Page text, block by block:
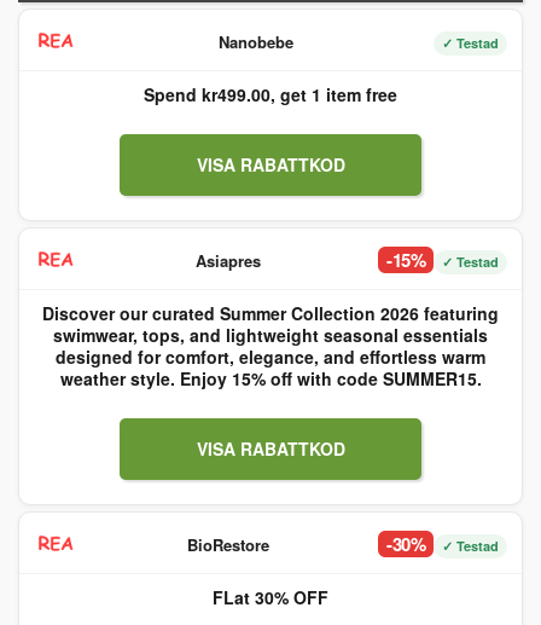
Nanobebe ✓ Testad
Spend kr499.00, get 1 item free
VISA RABATTKOD
Asiapres -15% ✓ Testad
Discover our curated Summer Collection 2026 featuring
swimwear, tops, and lightweight seasonal essentials
designed for comfort, elegance, and effortless warm
weather style. Enjoy 15% off with code SUMMER15.
VISA RABATTKOD
BioRestore -30% ✓ Testad
FLat 30% OFF